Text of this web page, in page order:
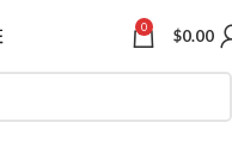
0 $0.00